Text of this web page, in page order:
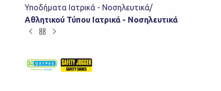
Υποδήματα Ιατρικά - Νοσηλευτικά
Αθλητικού Τύπου Ιατρικά - Νοσηλευτικά